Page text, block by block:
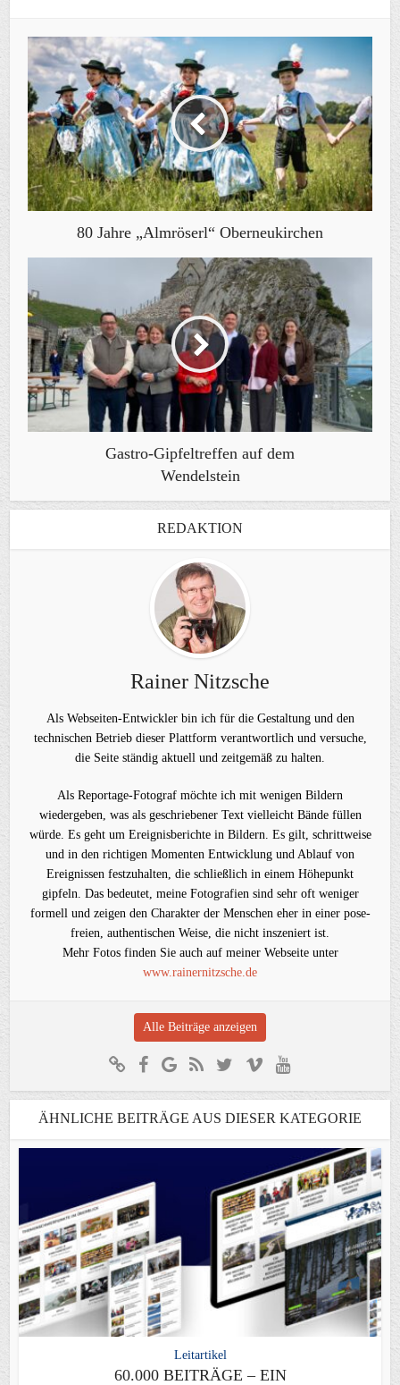
80 Jahre „Almröserl“ Oberneukirchen
Gastro-Gipfeltreffen auf dem
Wendelstein
REDAKTION
Rainer Nitzsche
Als Webseiten-Entwickler bin ich für die Gestaltung und den
technischen Betrieb dieser Plattform verantwortlich und versuche,
die Seite ständig aktuell und zeitgemäß zu halten.
Als Reportage-Fotograf möchte ich mit wenigen Bildern
wiedergeben, was als geschriebener Text vielleicht Bände füllen
würde. Es geht um Ereignisberichte in Bildern. Es gilt, schrittweise
und in den richtigen Momenten Entwicklung und Ablauf von
Ereignissen festzuhalten, die schließlich in einem Höhepunkt
gipfeln. Das bedeutet, meine Fotografien sind sehr oft weniger
formell und zeigen den Charakter der Menschen eher in einer pose-
freien, authentischen Weise, die nicht inszeniert ist.
Mehr Fotos finden Sie auch auf meiner Webseite unter
www.rainernitzsche.de
Alle Beiträge anzeigen
ÄHNLICHE BEITRÄGE AUS DIESER KATEGORIE
Leitartikel
60.000 BEITRÄGE – EIN